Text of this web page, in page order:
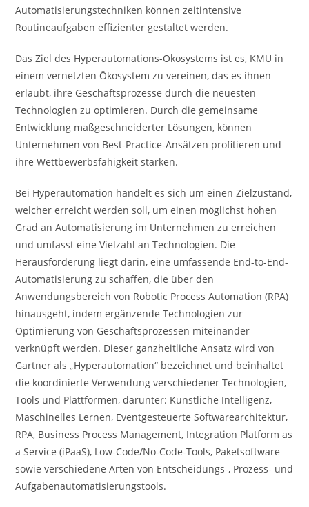
Automatisierungstechniken können zeitintensive
Routineaufgaben effizienter gestaltet werden.
Das Ziel des Hyperautomations-Ökosystems ist es, KMU in
einem vernetzten Ökosystem zu vereinen, das es ihnen
erlaubt, ihre Geschäftsprozesse durch die neuesten
Technologien zu optimieren. Durch die gemeinsame
Entwicklung maßgeschneiderter Lösungen, können
Unternehmen von Best-Practice-Ansätzen profitieren und
ihre Wettbewerbsfähigkeit stärken.
Bei Hyperautomation handelt es sich um einen Zielzustand,
welcher erreicht werden soll, um einen möglichst hohen
Grad an Automatisierung im Unternehmen zu erreichen
und umfasst eine Vielzahl an Technologien. Die
Herausforderung liegt darin, eine umfassende End-to-End-
Automatisierung zu schaffen, die über den
Anwendungsbereich von Robotic Process Automation (RPA)
hinausgeht, indem ergänzende Technologien zur
Optimierung von Geschäftsprozessen miteinander
verknüpft werden. Dieser ganzheitliche Ansatz wird von
Gartner als „Hyperautomation“ bezeichnet und beinhaltet
die koordinierte Verwendung verschiedener Technologien,
Tools und Plattformen, darunter: Künstliche Intelligenz,
Maschinelles Lernen, Eventgesteuerte Softwarearchitektur,
RPA, Business Process Management, Integration Platform as
a Service (iPaaS), Low-Code/No-Code-Tools, Paketsoftware
sowie verschiedene Arten von Entscheidungs-, Prozess- und
Aufgabenautomatisierungstools.